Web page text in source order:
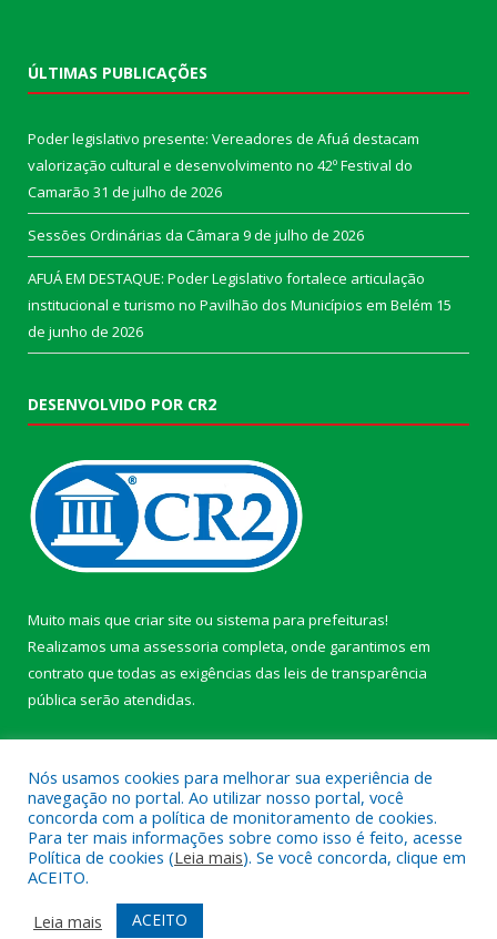
ÚLTIMAS PUBLICAÇÕES
Poder legislativo presente: Vereadores de Afuá destacam
valorização cultural e desenvolvimento no 42º Festival do
Camarão 31 de julho de 2026
Sessões Ordinárias da Câmara 9 de julho de 2026
AFUÁ EM DESTAQUE: Poder Legislativo fortalece articulação
institucional e turismo no Pavilhão dos Municípios em Belém 15
de junho de 2026
DESENVOLVIDO POR CR2
Muito mais que criar site ou sistema para prefeituras!
Realizamos uma assessoria completa, onde garantimos em
contrato que todas as exigências das leis de transparência
pública serão atendidas.
Todos os direitos reservados a Câmara Municipal de Afuá.
Mapa do Site
Acessar Área Administrativa
Nós usamos cookies para melhorar sua experiência de
navegação no portal. Ao utilizar nosso portal, você
concorda com a política de monitoramento de cookies.
Para ter mais informações sobre como isso é feito, acesse
Política de cookies (Leia mais). Se você concorda, clique em
ACEITO.
Leia mais
ACEITO